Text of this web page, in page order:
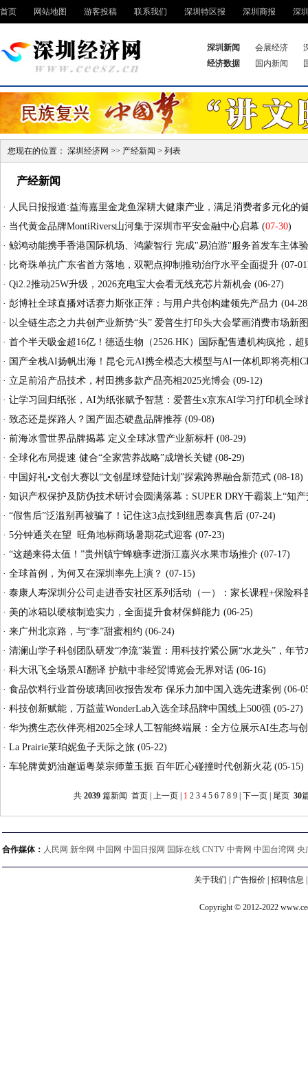
首页 网站地图 游客投稿 联系我们 深圳特区报 深圳商报 深
深圳新闻 会展经济
经济数据
国内新闻
您现在的位置： 深圳经济网 >> 产经新闻 > 列表
产经新闻
· 人民日报报道:益海嘉里金龙鱼深耕大健康产业，满足消费者多元化的
· 当代黄金品牌MontiRivers山河集于深圳市平安金融中心启幕 (07-30)
· 鲸鸿动能携手香港国际机场、鸿蒙智行 完成"易泊游"服务首发车主体验
· 比奇珠单抗广东省首方落地，双靶点抑制推动治疗水平全面提升 (07-
· Qi2.2推动25W升级，2026充电宝大会看无线充芯片新机会 (06-27)
· 彭博社全球直播对话赛力斯张正萍：与用户共创构建领先产品力 (04-
· 以全链生态之力共创产业新势“头” 爱普生打印头大会擘画消费市场新
· 首个半天吸金超16亿！德适生物（2526.HK）国际配售遭机构疯抢，超
· 国产全栈AI扬帆出海！昆仑元AI携全模态大模型与AI一体机即将亮相
· 立足前沿产品技术，村田携多款产品亮相2025光博会 (09-12)
· 让学习回归纸张，AI为纸张赋予智慧：爱普生x京东AI学习打印机全球
· 致态还是探路人？国产固态硬盘品牌推荐 (09-08)
· 前海冰雪世界品牌揭幕 定义全球冰雪产业新标杆 (08-29)
· 全球化布局提速 健合“全家营养战略”成增长关键 (08-29)
· 中国好礼•文创大赛以“文创星球登陆计划”探索跨界融合新范式 (08-18)
· 知识产权保护及防伪技术研讨会圆满落幕：SUPER DRY干霸装上“知产
· “假售后”泛滥别再被骗了！记住这3点找到纽恩泰真售后 (07-24)
· 5分钟通关在望 旺角地标商场暑期花式迎客 (07-23)
· “这趟来得太值！”贵州镇宁蜂糖李进浙江嘉兴水果市场推介 (07-17)
· 全球首例，为何又在深圳率先上演？ (07-15)
· 泰康人寿深圳分公司走进香安社区系列活动（一）：家长课程+保险科
· 美的冰箱以硬核制造实力，全面提升食材保鲜能力 (06-25)
· 来广州北京路，与“李”甜蜜相约 (06-24)
· 清澜山学子科创团队研发“净流”装置：用科技拧紧公厕“水龙头”，年节
· 科大讯飞全场景AI翻译 护航中非经贸博览会无界对话 (06-16)
· 食品饮料行业首份玻璃回收报告发布 保乐力加中国入选先进案例 (06-
· 科技创新赋能，万益蓝WonderLab入选全球品牌中国线上500强 (05-27)
· 华为携生态伙伴亮相2025全球人工智能终端展：全方位展示AI生态与
· La Prairie莱珀妮鱼子天际之旅 (05-22)
· 车轮牌黄奶油邂逅粤菜宗师董玉振 百年匠心碰撞时代创新火花 (05-15)
共 2039 篇新闻 首页 | 上一页 | 1 2 3 4 5 6 7 8 9 下一页 尾页 30
合作媒体： 人民网 新华网 中国网 中国日报网 国际在线 CNTV 中青网 中国台湾网
关于我们 广告报价 招聘信息
Copyright © 2012-2022